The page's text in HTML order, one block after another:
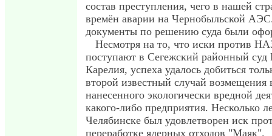
состав преступления, чего в нашей
времён аварии на Чернобыльской
документы по решению суда были
Несмотря на то, что иски против
поступают в Сегежский районный суд
Карелия, успеха удалось добиться
второй известный случай возмещения
нанесенного экологически вредной
какого-либо предприятия. Несколько
Челябинске был удовлетворен иск
переработке ядерных отходов "Маяк".